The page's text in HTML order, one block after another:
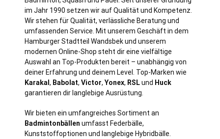
im Jahr 1990 setzen wir auf Qualität und Kompetenz.
Wir stehen für Qualität, verlässliche Beratung und
umfassenden Service. Mit unserem Geschäft in dem
Hamburger Stadtteil Wandsbek und unserem
modernen Online-Shop steht dir eine vielfältige
Auswahl an Top-Produkten bereit – unabhängig von
deiner Erfahrung und deinem Level. Top-Marken wie
Karakal , Babolat, Victor, Yonex, RSLund Huck
garantieren dir langlebige Ausrüstung.
Wir bieten ein umfangreiches Sortiment an
Badmintonbällen umfasst Federbälle,
Kunststoffoptionen und langlebige Hybridbälle.